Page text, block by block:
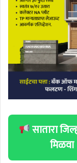
सातारा
मिळवा